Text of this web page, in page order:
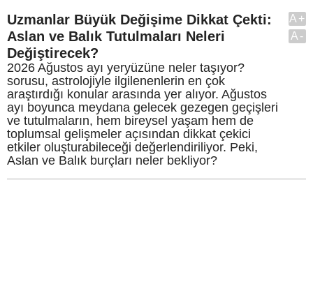
Uzmanlar Büyük Değişime Dikkat Çekti:
Aslan ve Balık Tutulmaları Neleri
Değiştirecek?
2026 Ağustos ayı yeryüzüne neler taşıyor?
sorusu, astrolojiyle ilgilenenlerin en çok
araştırdığı konular arasında yer alıyor. Ağustos
ayı boyunca meydana gelecek gezegen geçişleri
ve tutulmaların, hem bireysel yaşam hem de
toplumsal gelişmeler açısından dikkat çekici
etkiler oluşturabileceği değerlendiriliyor. Peki,
Aslan ve Balık burçları neler bekliyor?
A+
A-